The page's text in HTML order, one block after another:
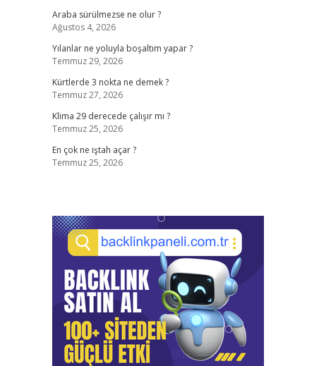
Araba sürülmezse ne olur ?
Ağustos 4, 2026
Yılanlar ne yoluyla boşaltım yapar ?
Temmuz 29, 2026
Kürtlerde 3 nokta ne demek ?
Temmuz 27, 2026
Klima 29 derecede çalışır mı ?
Temmuz 25, 2026
En çok ne iştah açar ?
Temmuz 25, 2026